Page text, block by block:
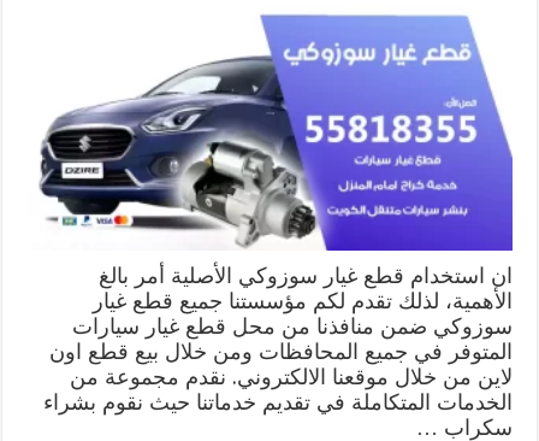
قطع
غيار
مستعمل
مغلقة
ان استخدام قطع غيار سوزوكي الأصلية أمر بالغ
الأهمية، لذلك تقدم لكم مؤسستنا جميع قطع غيار
سوزوكي ضمن منافذنا من محل قطع غيار سيارات
المتوفر في جميع المحافظات ومن خلال بيع قطع اون
لاين من خلال موقعنا الالكتروني. نقدم مجموعة من
الخدمات المتكاملة في تقديم خدماتنا حيث نقوم بشراء
سكراب …